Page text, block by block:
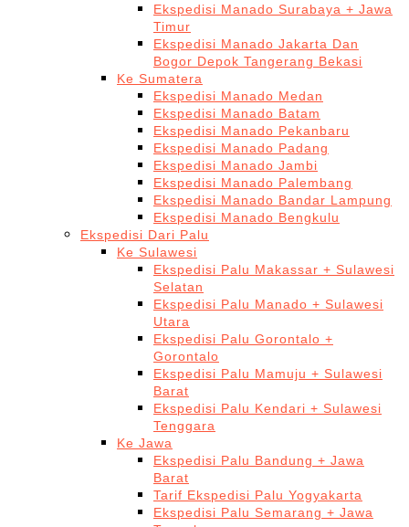
Ekspedisi Manado Surabaya + Jawa
Timur
Ekspedisi Manado Jakarta Dan
Bogor Depok Tangerang Bekasi
Ke Sumatera
Ekspedisi Manado Medan
Ekspedisi Manado Batam
Ekspedisi Manado Pekanbaru
Ekspedisi Manado Padang
Ekspedisi Manado Jambi
Ekspedisi Manado Palembang
Ekspedisi Manado Bandar Lampung
Ekspedisi Manado Bengkulu
Ekspedisi Dari Palu
Ke Sulawesi
Ekspedisi Palu Makassar + Sulawesi
Selatan
Ekspedisi Palu Manado + Sulawesi
Utara
Ekspedisi Palu Gorontalo +
Gorontalo
Ekspedisi Palu Mamuju + Sulawesi
Barat
Ekspedisi Palu Kendari + Sulawesi
Tenggara
Ke Jawa
Ekspedisi Palu Bandung + Jawa
Barat
Tarif Ekspedisi Palu Yogyakarta
Ekspedisi Palu Semarang + Jawa